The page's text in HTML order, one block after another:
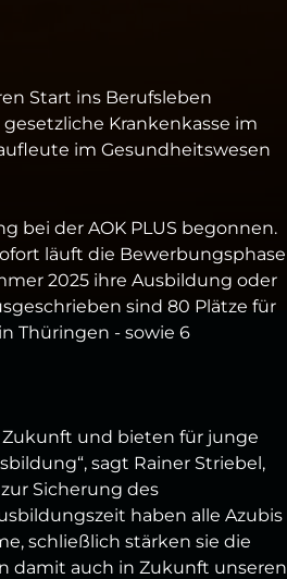
Start ins Berufsleben
Krankenkasse im
im Gesundheitswesen
bei der AOK PLUS begonnen.
läuft die Bewerbungsphase
2025 ihre Ausbildung oder
sind 80 Plätze für
Thüringen - sowie 6
und bieten für junge
sagt Rainer Striebel,
Sicherung des
haben alle Azubis
schließlich stärken sie die
damit auch in Zukunft unseren